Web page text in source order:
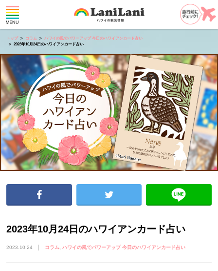
トップ コラム
ハワイの風でパワーアップ 今日のハワイアンカード占い
2023年10月24日のハワイアンカード占い
2023年10月24日のハワイアンカード占い
2023.10.24 コラム ハワイの風でパワーアップ 今日のハワイアンカード占い